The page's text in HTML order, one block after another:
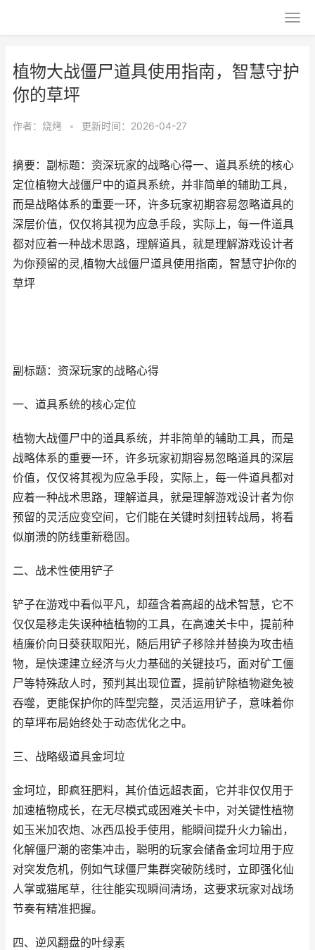
植物大战僵尸道具使用指南，智慧守护
你的草坪
作者： 烧烤 • 更新时间：2026-04-27
摘要：副标题：资深玩家的战略心得一、道具系统的核心
定位植物大战僵尸中的道具系统，并非简单的辅助工具，
而是战略体系的重要一环，许多玩家初期容易忽略道具的
深层价值，仅仅将其视为应急手段，实际上，每一件道具
都对应着一种战术思路，理解道具，就是理解游戏设计者
为你预留的灵,植物大战僵尸道具使用指南，智慧守护你的
草坪
副标题：资深玩家的战略心得
一、道具系统的核心定位
植物大战僵尸中的道具系统，并非简单的辅助工具，而是
战略体系的重要一环，许多玩家初期容易忽略道具的深层
价值，仅仅将其视为应急手段，实际上，每一件道具都对
应着一种战术思路，理解道具，就是理解游戏设计者为你
预留的灵活应变空间，它们能在关键时刻扭转战局，将看
似崩溃的防线重新稳固。
二、战术性使用铲子
铲子在游戏中看似平凡，却蕴含着高超的战术智慧，它不
仅仅是移走失误种植植物的工具，在高速关卡中，提前种
植廉价向日葵获取阳光，随后用铲子移除并替换为攻击植
物，是快速建立经济与火力基础的关键技巧，面对矿工僵
尸等特殊敌人时，预判其出现位置，提前铲除植物避免被
吞噬，更能保护你的阵型完整，灵活运用铲子，意味着你
的草坪布局始终处于动态优化之中。
三、战略级道具金坷垃
金坷垃，即疯狂肥料，其价值远超表面，它并非仅仅用于
加速植物成长，在无尽模式或困难关卡中，对关键性植物
如玉米加农炮、冰西瓜投手使用，能瞬间提升火力输出，
化解僵尸潮的密集冲击，聪明的玩家会储备金坷垃用于应
对突发危机，例如气球僵尸集群突破防线时，立即强化仙
人掌或猫尾草，往往能实现瞬间清场，这要求玩家对战场
节奏有精准把握。
四、逆风翻盘的叶绿素